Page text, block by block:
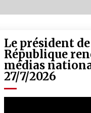
Oum el Gaïla /
4 ans ago
5 ans ago
Le président
République
médias
27/7/2026